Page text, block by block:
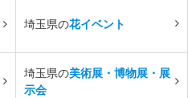
埼玉県の花イベント
埼玉県の美術展・博物展・展
示会